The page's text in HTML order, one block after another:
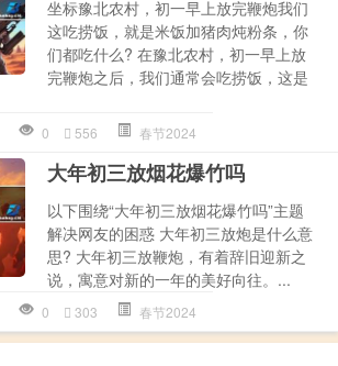
坐标豫北农村，初一早上放完鞭炮我们
这吃捞饭，就是米饭加猪肉炖粉条，你
们都吃什么? 在豫北农村，初一早上放
完鞭炮之后，我们通常会吃捞饭，这是
0 556 春节2024
大年初三放烟花爆竹吗
以下围绕“大年初三放烟花爆竹吗”主题
解决网友的困惑 大年初三放炮是什么意
思? 大年初三放鞭炮，有着辞旧迎新之
说，寓意对新的一年的美好向往。...
0 303 春节2024